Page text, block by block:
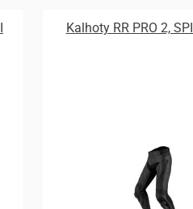
Kalhoty RR PRO 2,